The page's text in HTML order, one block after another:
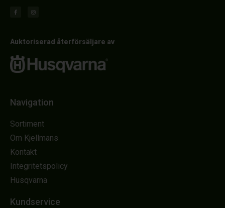
Auktoriserad återförsäljare av
Navigation
Sortiment
Om Kjellmans
Kontakt
Integritetspolicy
Husqvarna
Kundservice